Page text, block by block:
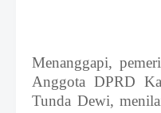
Menanggapi,
Anggota DPRD
Tunda Dewi,